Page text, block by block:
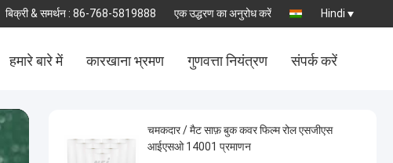
बिक्री & समर्थन : 86-768-5819888 एक उद्धरण का अनुरोध करें Hindi
हमारे बारे में कारखाना भ्रमण गुणवत्ता नियंत्रण संपर्क करें
चमकदार / मैट साफ़ बुक कवर फिल्म रोल एसजीएस
आईएसओ 14001 प्रमाणन